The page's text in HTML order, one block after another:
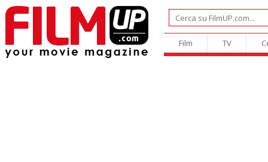
Film TV